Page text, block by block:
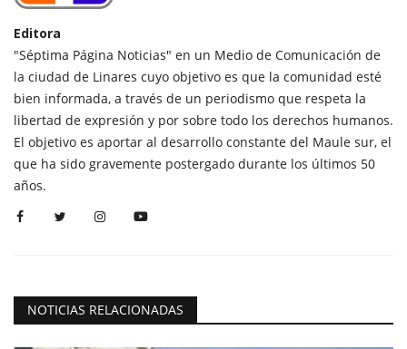
Editora
"Séptima Página Noticias" en un Medio de Comunicación de
la ciudad de Linares cuyo objetivo es que la comunidad esté
bien informada, a través de un periodismo que respeta la
libertad de expresión y por sobre todo los derechos humanos.
El objetivo es aportar al desarrollo constante del Maule sur, el
que ha sido gravemente postergado durante los últimos 50
años.
NOTICIAS RELACIONADAS